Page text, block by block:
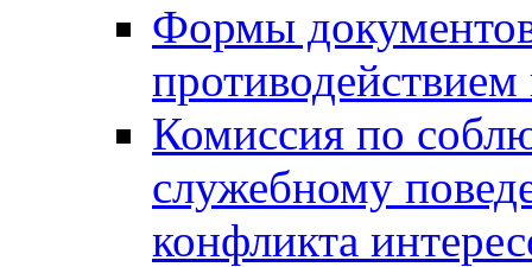
Формы
Комиссия по
служебному
конфликта